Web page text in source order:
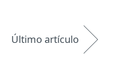
Último artículo